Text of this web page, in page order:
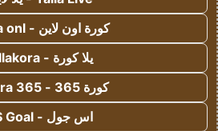
كورة اون لاين - koora onl
يلا كورة - yallakora
كورة 365 - kooora 365
اس جول - AS Goal